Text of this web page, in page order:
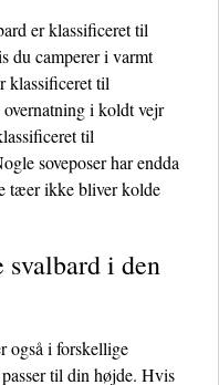
er klassificeret til
du camperer i varmt
klassificeret til
i koldt vejr
til
soveposer har endda
tæer ikke bliver kolde
svalbard i den
også i forskellige
til din højde. Hvis